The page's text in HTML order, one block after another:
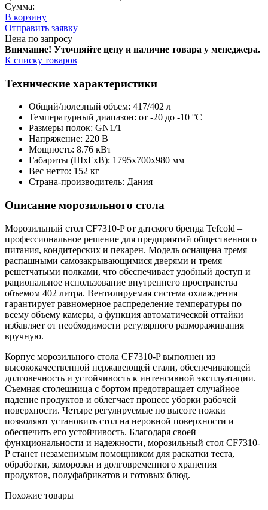
Сумма:
В корзину
Отправить заявку
Цена по запросу
Внимание! Уточняйте цену и наличие товара у менеджера.
К списку товаров
Технические характеристики
Общий/полезный объем: 417/402 л
Температурный диапазон: от -20 до -10 °C
Размеры полок: GN1/1
Напряжение: 220 В
Мощность: 8.76 кВт
Габариты (ШxГxВ): 1795x700x980 мм
Вес нетто: 152 кг
Страна-производитель: Дания
Описание морозильного стола
Морозильный стол CF7310-P от датского бренда Tefcold –
профессиональное решение для предприятий общественного
питания, кондитерских и пекарен. Модель оснащена тремя
распашными самозакрывающимися дверями и тремя
решетчатыми полками, что обеспечивает удобный доступ и
рациональное использование внутреннего пространства
объемом 402 литра. Вентилируемая система охлаждения
гарантирует равномерное распределение температуры по
всему объему камеры, а функция автоматической оттайки
избавляет от необходимости регулярного размораживания
вручную.
Корпус морозильного стола CF7310-P выполнен из
высококачественной нержавеющей стали, обеспечивающей
долговечность и устойчивость к интенсивной эксплуатации.
Съемная столешница с бортом предотвращает случайное
падение продуктов и облегчает процесс уборки рабочей
поверхности. Четыре регулируемые по высоте ножки
позволяют установить стол на неровной поверхности и
обеспечить его устойчивость. Благодаря своей
функциональности и надежности, морозильный стол CF7310-
P станет незаменимым помощником для раскатки теста,
обработки, заморозки и долговременного хранения
продуктов, полуфабрикатов и готовых блюд.
Похожие товары